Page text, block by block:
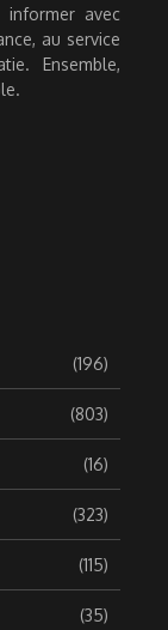
informer avec
au service
Ensemble,
(196)
(803)
(16)
(323)
(115)
(35)